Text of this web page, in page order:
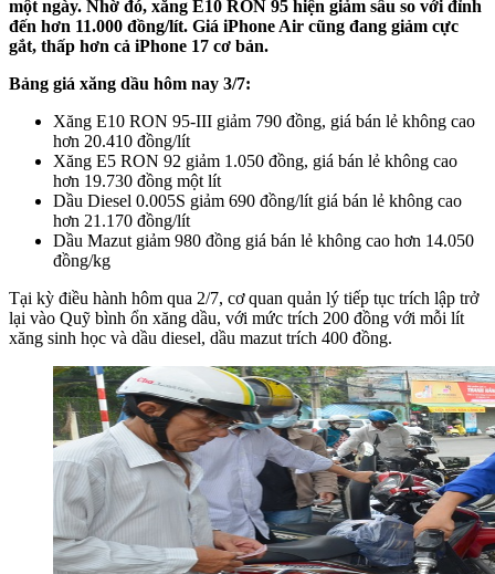
một ngày. Nhờ đó, xăng E10 RON 95 hiện giảm sâu so với đỉnh
đến hơn 11.000 đồng/lít. Giá iPhone Air cũng đang giảm cực
gắt, thấp hơn cả iPhone 17 cơ bản.
Bảng giá xăng dầu hôm nay 3/7:
Xăng E10 RON 95-III giảm 790 đồng, giá bán lẻ không cao
hơn 20.410 đồng/lít
Xăng E5 RON 92 giảm 1.050 đồng, giá bán lẻ không cao
hơn 19.730 đồng một lít
Dầu Diesel 0.005S giảm 690 đồng/lít giá bán lẻ không cao
hơn 21.170 đồng/lít
Dầu Mazut giảm 980 đồng giá bán lẻ không cao hơn 14.050
đồng/kg
Tại kỳ điều hành hôm qua 2/7, cơ quan quản lý tiếp tục trích lập trở
lại vào Quỹ bình ổn xăng dầu, với mức trích 200 đồng với mỗi lít
xăng sinh học và dầu diesel, dầu mazut trích 400 đồng.